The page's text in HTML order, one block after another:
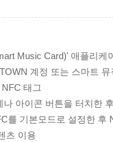
Music Card)' 애플리케
계정 또는 스마트
태그
나 아이콘 버튼을 터치한
를 기본모드로 설정한 후
츠 이용